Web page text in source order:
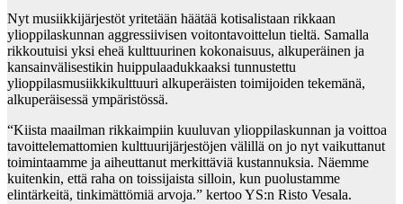
Nyt musiikkijärjestöt yritetään häätää kotisalistaan rikkaan
ylioppilaskunnan aggressiivisen voitontavoittelun tieltä. Samalla
rikkoutuisi yksi eheä kulttuurinen kokonaisuus, alkuperäinen ja
kansainvälisestikin huippulaadukkaaksi tunnustettu
ylioppilasmusiikkikulttuuri alkuperäisten toimijoiden tekemänä,
alkuperäisessä ympäristössä.
“Kiista maailman rikkaimpiin kuuluvan ylioppilaskunnan ja voittoa
tavoittelemattomien kulttuurijärjestöjen välillä on jo nyt vaikuttanut
toimintaamme ja aiheuttanut merkittäviä kustannuksia. Näemme
kuitenkin, että raha on toissijaista silloin, kun puolustamme
elintärkeitä, tinkimättömiä arvoja.” kertoo YS:n Risto Vesala.